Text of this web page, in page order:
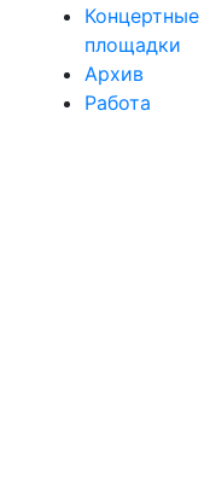
Концертные
площадки
Архив
Работа